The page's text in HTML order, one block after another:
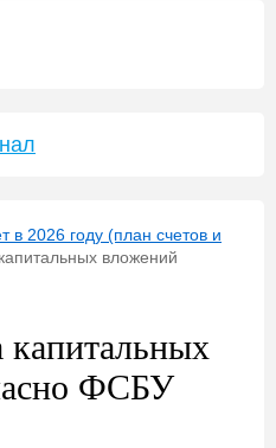
в 2026 году (план счетов и
вложений
капитальных
ФСБУ